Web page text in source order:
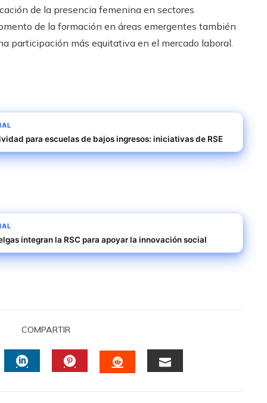
de la presencia femenina en sectores
de la formación en áreas emergentes también
participación más equitativa en el mercado laboral.
para escuelas de bajos ingresos: iniciativas de RSE
integran la RSC para apoyar la innovación social
COMPARTIR